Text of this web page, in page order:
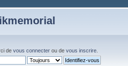
de vous connecter ou de vous inscrire